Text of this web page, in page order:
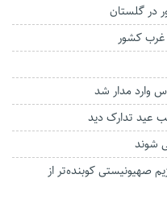
شوند
صهیونیستی کوبنده‌تر از